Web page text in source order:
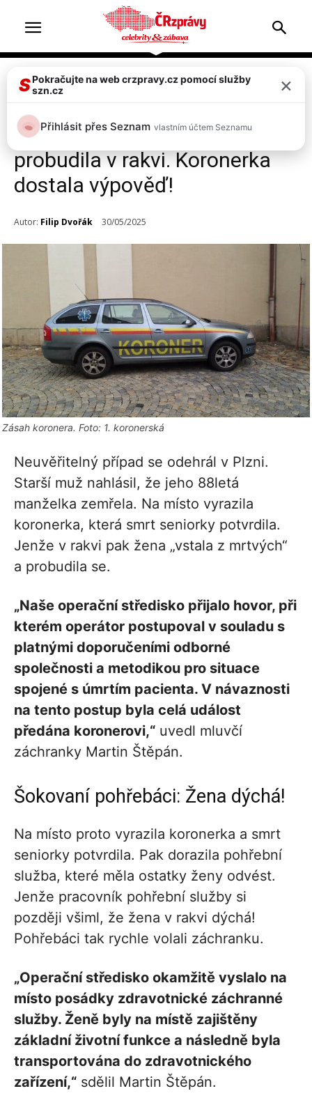
Zprávy
Hrůza v Plzni! Žena
prohlášená za mrtvou se
probudila v rakvi. Koronerka
dostala výpověď!
Autor: Filip Dvořák 30/05/2025
Zásah koronera. Foto: 1. koronerská
Neuvěřitelný případ se odehrál v Plzni.
Starší muž nahlásil, že jeho 88letá
manželka zemřela. Na místo vyrazila
koronerka, která smrt seniorky potvrdila.
Jenže v rakvi pak žena „vstala z mrtvých“
a probudila se.
„Naše operační středisko přijalo hovor, při
kterém operátor postupoval v souladu s
platnými doporučeními odborné
společnosti a metodikou pro situace
spojené s úmrtím pacienta. V návaznosti
na tento postup byla celá událost
předána koronerovi,“ uvedl mluvčí
záchranky Martin Štěpán.
Šokovaní pohřebáci: Žena dýchá!
Na místo proto vyrazila koronerka a smrt
seniorky potvrdila. Pak dorazila pohřební
služba, které měla ostatky ženy odvést.
Jenže pracovník pohřební služby si
později všiml, že žena v rakvi dýchá!
Pohřebáci tak rychle volali záchranku.
„Operační středisko okamžitě vyslalo na
místo posádky zdravotnické záchranné
služby. Ženě byly na místě zajištěny
základní životní funkce a následně byla
transportována do zdravotnického
zařízení,“ sdělil Martin Štěpán.
SPokračujte na web crzpravy.cz pomocí služby
szn.cz
×
Přihlásit přes Seznam vlastním účtem Seznamu